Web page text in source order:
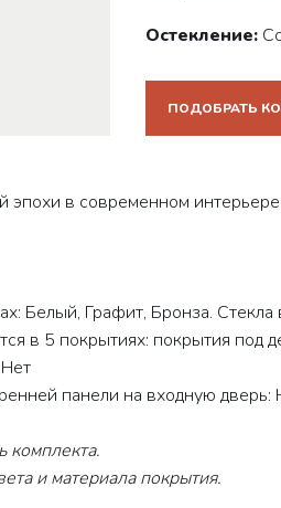
Остекление:
ПОДОБРАТЬ
эпохи в современном интерьере.
Белый, Графит, Бронза.
в 5 покрытиях: покрытия под
панели на входную дверь:
комплекта.
и материала покрытия.